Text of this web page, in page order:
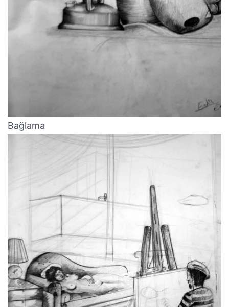
Bağlama